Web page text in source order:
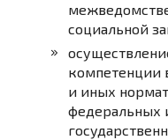
соци­альной
компетенции
и иных
федеральных